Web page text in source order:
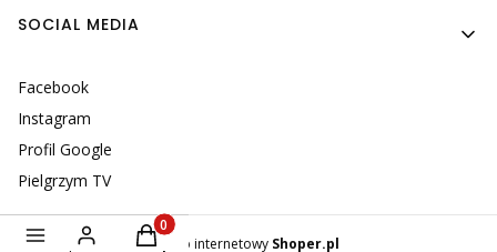
SOCIAL MEDIA
Facebook
Instagram
Profil Google
Pielgrzym TV
Sklep internetowy Shoper.pl
Produkty w koszyku: 0. Zobacz szczegóły